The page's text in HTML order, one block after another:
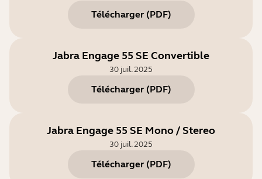
Télécharger (PDF)
Jabra Engage 55 SE Convertible
30 juil. 2025
Télécharger (PDF)
Jabra Engage 55 SE Mono / Stereo
30 juil. 2025
Télécharger (PDF)